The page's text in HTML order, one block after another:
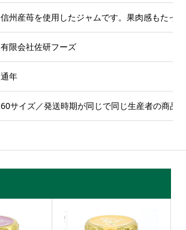
信州産苺を使用したジャムです。果肉感もたっ
有限会社佐研フーズ
通年
60サイズ／発送時期が同じで同じ生産者の商品